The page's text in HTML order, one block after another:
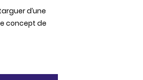
d’une
concept de